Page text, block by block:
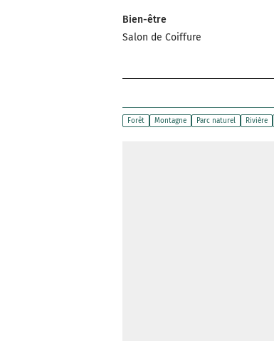
Bien-être
Salon de Coiffure
Forêt Montagne Parc naturel Rivière